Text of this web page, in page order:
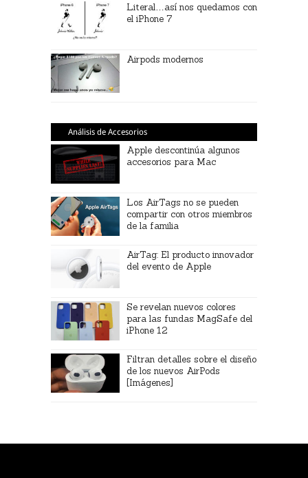
Literal…así nos quedamos con
el iPhone 7
Airpods modernos
Análisis de Accesorios
Apple descontinúa algunos
accesorios para Mac
Los AirTags no se pueden
compartir con otros miembros
de la familia
AirTag: El producto innovador
del evento de Apple
Se revelan nuevos colores
para las fundas MagSafe del
iPhone 12
Filtran detalles sobre el diseño
de los nuevos AirPods
[Imágenes]